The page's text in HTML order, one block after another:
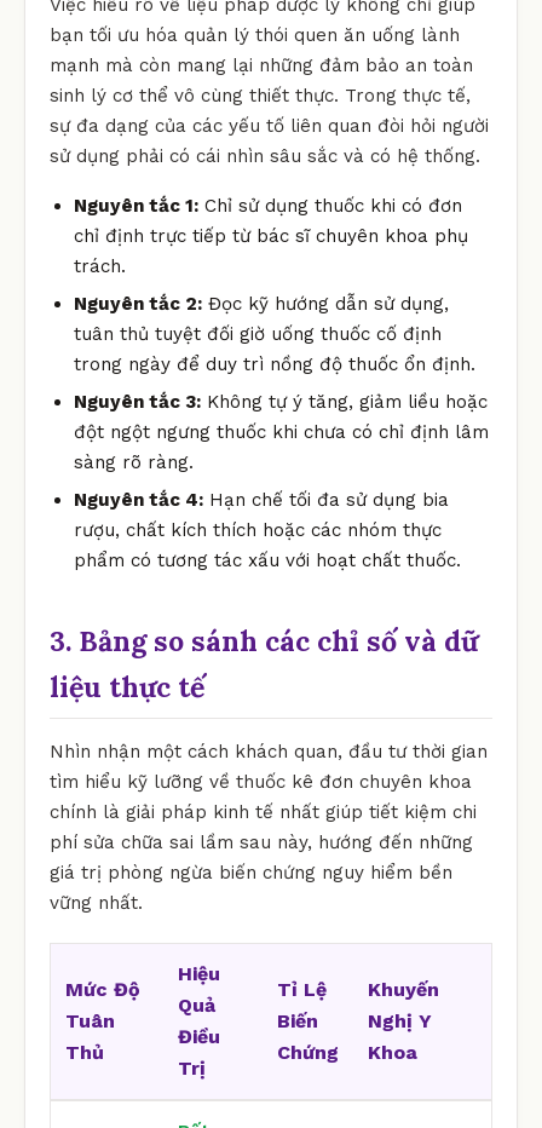
Việc hiểu rõ về liệu pháp dược lý không chỉ giúp
bạn tối ưu hóa quản lý thói quen ăn uống lành
mạnh mà còn mang lại những đảm bảo an toàn
sinh lý cơ thể vô cùng thiết thực. Trong thực tế,
sự đa dạng của các yếu tố liên quan đòi hỏi người
sử dụng phải có cái nhìn sâu sắc và có hệ thống.
Nguyên tắc 1: Chỉ sử dụng thuốc khi có đơn
chỉ định trực tiếp từ bác sĩ chuyên khoa phụ
trách.
Nguyên tắc 2: Đọc kỹ hướng dẫn sử dụng,
tuân thủ tuyệt đối giờ uống thuốc cố định
trong ngày để duy trì nồng độ thuốc ổn định.
Nguyên tắc 3: Không tự ý tăng, giảm liều hoặc
đột ngột ngưng thuốc khi chưa có chỉ định lâm
sàng rõ ràng.
Nguyên tắc 4: Hạn chế tối đa sử dụng bia
rượu, chất kích thích hoặc các nhóm thực
phẩm có tương tác xấu với hoạt chất thuốc.
3. Bảng so sánh các chỉ số và dữ
liệu thực tế
Nhìn nhận một cách khách quan, đầu tư thời gian
tìm hiểu kỹ lưỡng về thuốc kê đơn chuyên khoa
chính là giải pháp kinh tế nhất giúp tiết kiệm chi
phí sửa chữa sai lầm sau này, hướng đến những
giá trị phòng ngừa biến chứng nguy hiểm bền
vững nhất.
Mức Độ
Tuân
Thủ
Hiệu
Quả
Điều
Trị
Tỉ Lệ
Biến
Chứng
Khuyến
Nghị Y
Khoa